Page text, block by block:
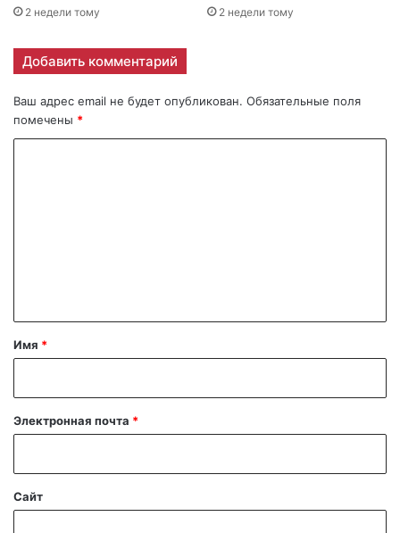
2 недели тому 2 недели тому
Добавить комментарий
Ваш адрес email не будет опубликован. Обязательные поля
помечены *
а
й
Имя *
Электронная почта *
Сайт